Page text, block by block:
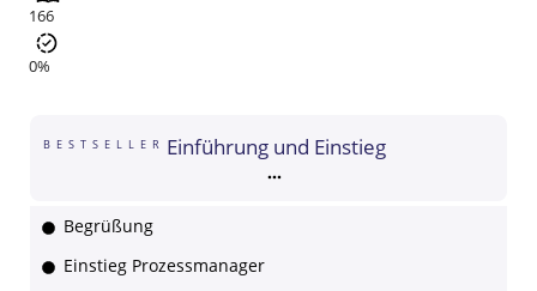
166
0%
BESTSELLER Einführung und Einstieg
Begrüßung
Einstieg Prozessmanager